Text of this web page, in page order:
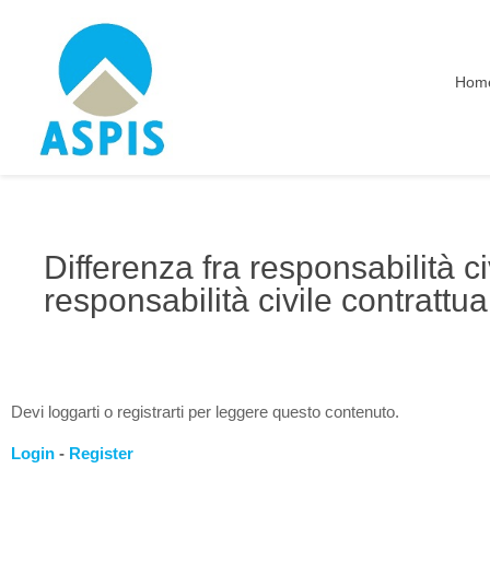
Differenza fra responsabilità
responsabilità civile
Devi loggarti o registrarti per leggere questo contenuto.
Login - Register